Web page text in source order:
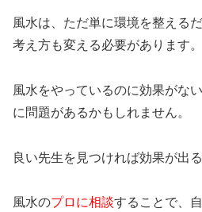
風水は、ただ単に環境を整える
考え方も変える必要があります。
風水をやっているのに効果がな
に問題があるかもしれません。
良い先生を見つければ効果が出
風水のプロに相談することで、